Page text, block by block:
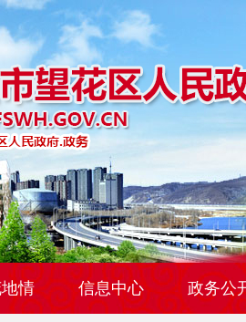
情 信息中心 政务公